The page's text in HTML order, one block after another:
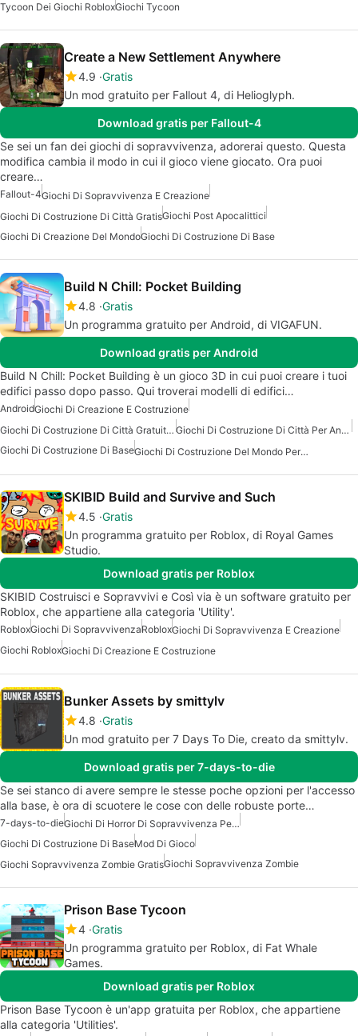
Tycoon Dei Giochi RobloxGiochi Tycoon
Create a New Settlement Anywhere
4.9 Gratis
Un mod gratuito per Fallout 4, di Helioglyph.
Download gratis per Fallout-4
Se sei un fan dei giochi di sopravvivenza, adorerai questo. Questa
modifica cambia il modo in cui il gioco viene giocato. Ora puoi
creare…
Fallout-4Giochi Di Sopravvivenza E Creazione
Giochi Di Costruzione Di Città GratisGiochi Post Apocalittici
Giochi Di Creazione Del MondoGiochi Di Costruzione Di Base
Build N Chill: Pocket Building
4.8 Gratis
Un programma gratuito per Android, di VIGAFUN.
Download gratis per Android
Build N Chill: Pocket Building è un gioco 3D in cui puoi creare i tuoi
edifici passo dopo passo. Qui troverai modelli di edifici…
AndroidGiochi Di Creazione E Costruzione
Giochi Di Costruzione Di Città Gratuiti Per Android
Giochi Di Costruzione Di Città Per Android
Giochi Di Costruzione Di Base
Giochi Di Costruzione Del Mondo Per Android
SKIBID Build and Survive and Such
4.5 Gratis
Un programma gratuito per Roblox, di Royal Games
Studio.
Download gratis per Roblox
SKIBID Costruisci e Sopravvivi e Così via è un software gratuito per
Roblox, che appartiene alla categoria 'Utility'.
RobloxGiochi Di SopravvivenzaRobloxGiochi Di Sopravvivenza E Creazione
Giochi RobloxGiochi Di Creazione E Costruzione
Bunker Assets by smittylv
4.8 Gratis
Un mod gratuito per 7 Days To Die, creato da smittylv.
Download gratis per 7-days-to-die
Se sei stanco di avere sempre le stesse poche opzioni per l'accesso
alla base, è ora di scuotere le cose con delle robuste porte…
7-days-to-die
Giochi Di Horror Di Sopravvivenza Per Android
Giochi Di Costruzione Di BaseMod Di Gioco
Giochi Sopravvivenza Zombie GratisGiochi Sopravvivenza Zombie
Prison Base Tycoon
4 Gratis
Un programma gratuito per Roblox, di Fat Whale
Games.
Download gratis per Roblox
Prison Base Tycoon è un'app gratuita per Roblox, che appartiene
alla categoria 'Utilities'.